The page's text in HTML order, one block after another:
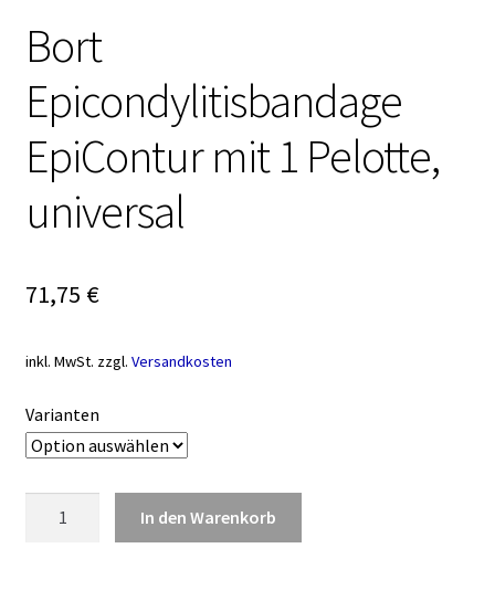
Bort
Epicondylitisbandage
EpiContur mit 1 Pelotte,
universal
71,75 €
inkl. MwSt. zzgl. Versandkosten
Varianten
In den Warenkorb